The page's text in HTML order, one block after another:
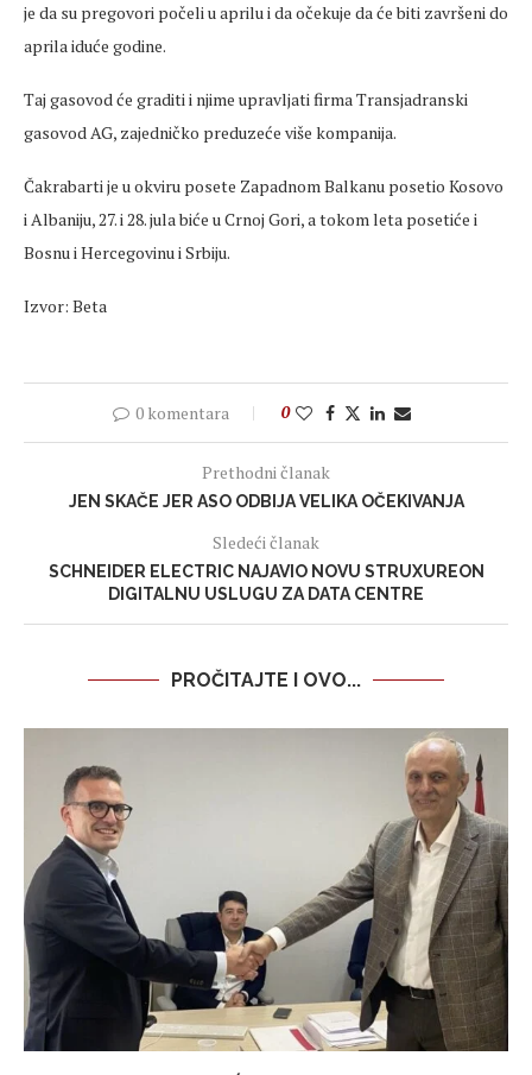
je da su pregovori počeli u aprilu i da očekuje da će biti završeni do
aprila iduće godine.
Taj gasovod će graditi i njime upravljati firma Transjadranski
gasovod AG, zajedničko preduzeće više kompanija.
Čakrabarti je u okviru posete Zapadnom Balkanu posetio Kosovo
i Albaniju, 27. i 28. jula biće u Crnoj Gori, a tokom leta posetiće i
Bosnu i Hercegovinu i Srbiju.
Izvor: Beta
0 komentara 0
Prethodni članak
JEN SKAČE JER ASO ODBIJA VELIKA OČEKIVANJA
Sledeći članak
SCHNEIDER ELECTRIC NAJAVIO NOVU STRUXUREON
DIGITALNU USLUGU ZA DATA CENTRE
PROČITAJTE I OVO...